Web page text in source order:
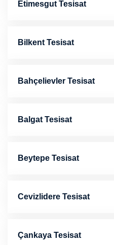
Etimesgut Tesisat
Bilkent Tesisat
Bahçelievler Tesisat
Balgat Tesisat
Beytepe Tesisat
Cevizlidere Tesisat
Çankaya Tesisat